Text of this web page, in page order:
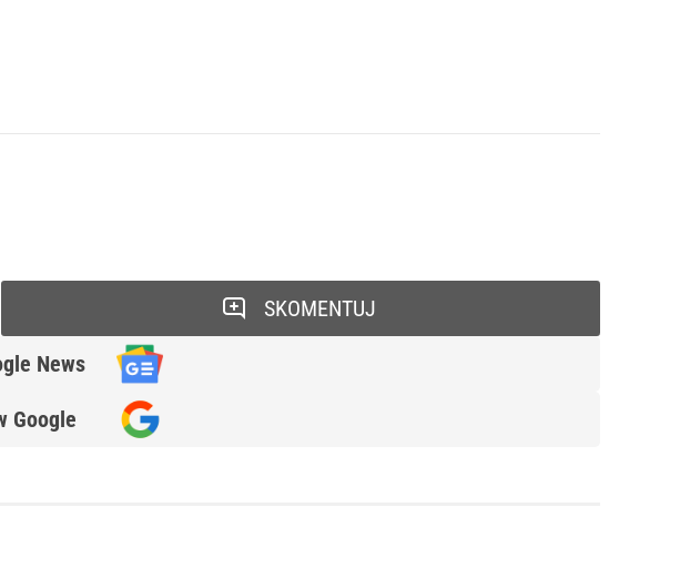
News
Google
SKOMENTUJ